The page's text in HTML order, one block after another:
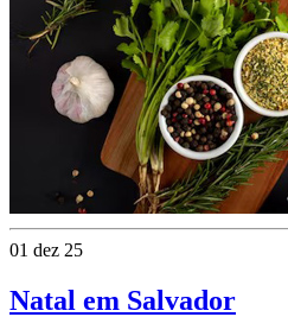
01 dez 25
Natal em Salvador